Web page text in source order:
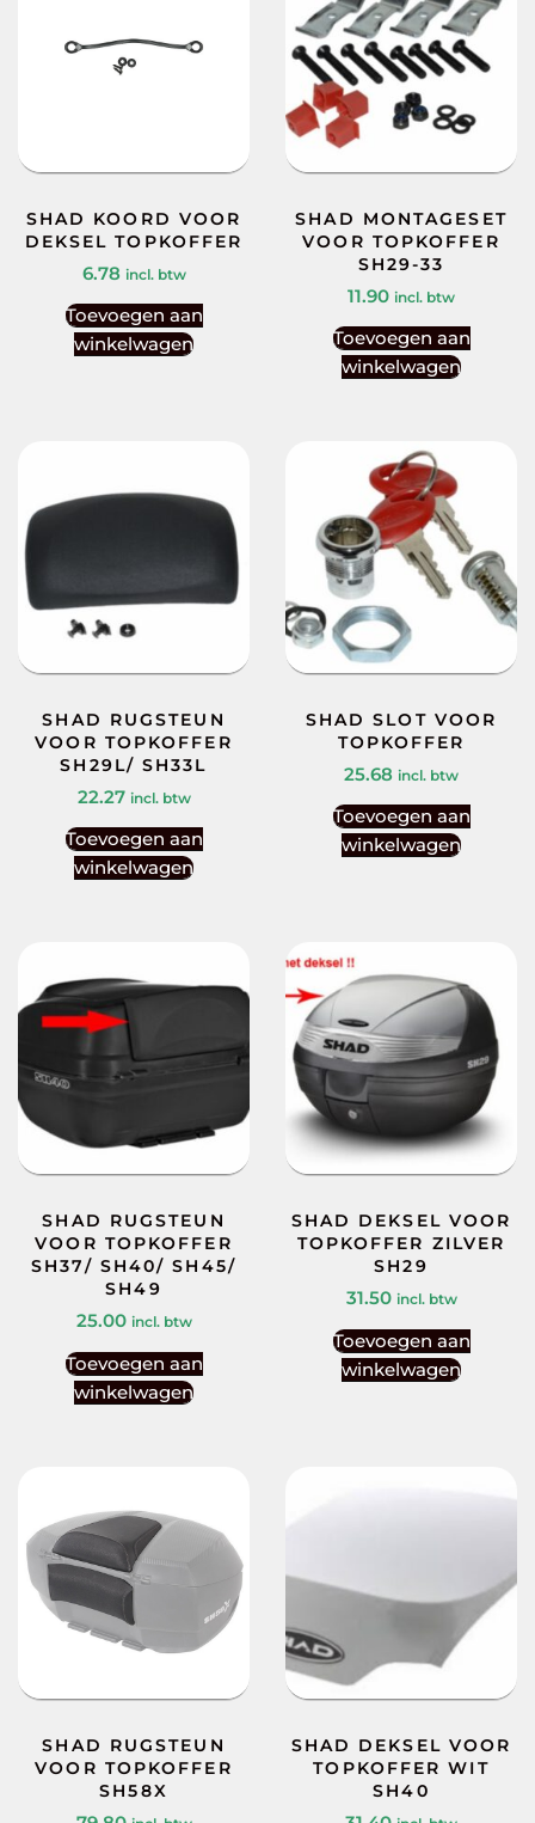
SHAD KOORD VOOR
DEKSEL TOPKOFFER
6.78 incl. btw
Toevoegen aan
winkelwagen
SHAD MONTAGESET
VOOR TOPKOFFER
SH29-33
11.90 incl. btw
Toevoegen aan
winkelwagen
SHAD RUGSTEUN
VOOR TOPKOFFER
SH29L/ SH33L
22.27 incl. btw
Toevoegen aan
winkelwagen
SHAD SLOT VOOR
TOPKOFFER
25.68 incl. btw
Toevoegen aan
winkelwagen
SHAD RUGSTEUN
VOOR TOPKOFFER
SH37/ SH40/ SH45/
SH49
25.00 incl. btw
Toevoegen aan
winkelwagen
SHAD DEKSEL VOOR
TOPKOFFER ZILVER
SH29
31.50 incl. btw
Toevoegen aan
winkelwagen
SHAD RUGSTEUN
VOOR TOPKOFFER
SH58X
SHAD DEKSEL VOOR
TOPKOFFER WIT
SH40